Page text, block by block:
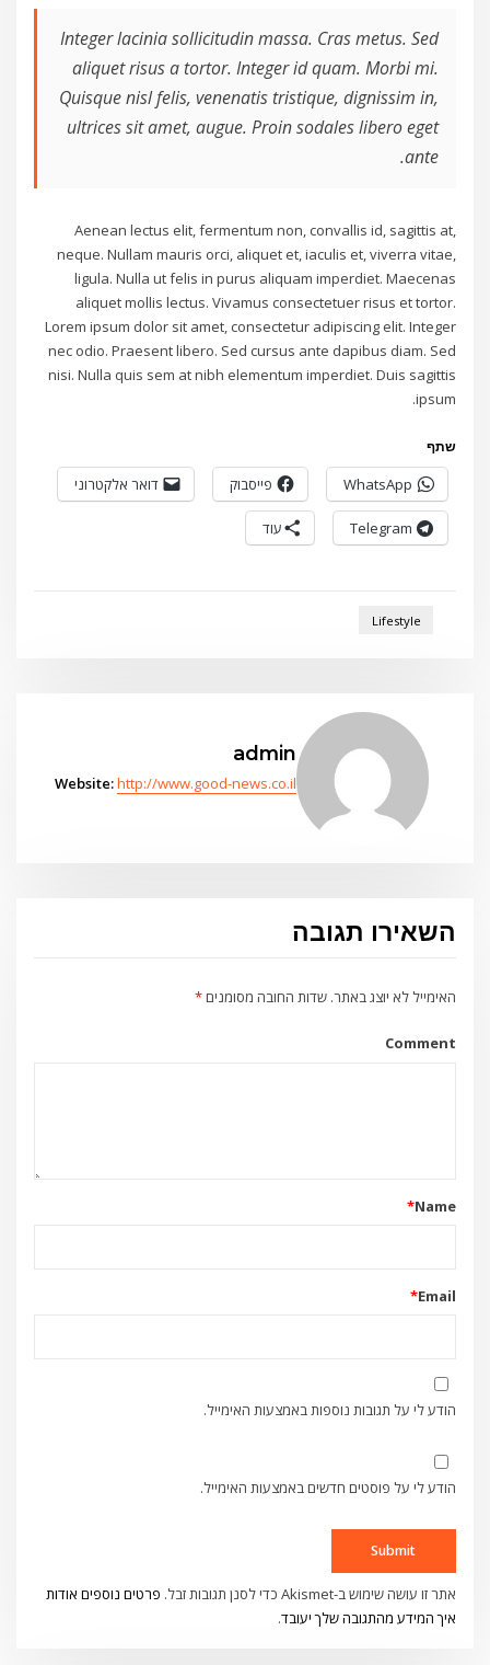
Integer lacinia sollicitudin massa. Cras metus. Sed
aliquet risus a tortor. Integer id quam. Morbi mi.
Quisque nisl felis, venenatis tristique, dignissim in,
ultrices sit amet, augue. Proin sodales libero eget
ante.
Aenean lectus elit, fermentum non, convallis id, sagittis at,
neque. Nullam mauris orci, aliquet et, iaculis et, viverra vitae,
ligula. Nulla ut felis in purus aliquam imperdiet. Maecenas
aliquet mollis lectus. Vivamus consectetuer risus et tortor.
Lorem ipsum dolor sit amet, consectetur adipiscing elit. Integer
nec odio. Praesent libero. Sed cursus ante dapibus diam. Sed
nisi. Nulla quis sem at nibh elementum imperdiet. Duis sagittis
ipsum.
שתף
WhatsApp פייסבוק דואר אלקטרוני
Telegram עוד
Lifestyle
admin
Website:http://www.good-news.co.il
השאירו תגובה
האימייל לא יוצג באתר. שדות החובה מסומנים*
Comment
Name
*
Email
*
הודע לי על תגובות נוספות באמצעות האימייל.
הודע לי על פוסטים חדשים באמצעות האימייל.
אתר זו עושה שימוש ב-Akismet כדי לסנן תגובות זבל.
פרטים נוספים אודות
איך המידע מהתגובה שלך יעובד.